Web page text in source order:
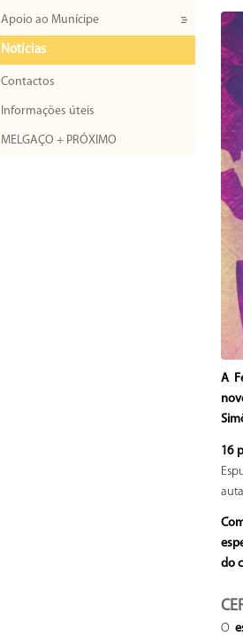
A
16
do
O
Apoio ao Munícipe
Notícias
Contactos
Informações úteis
MELGAÇO + PRÓXIMO